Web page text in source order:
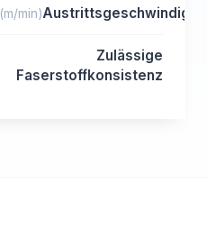
(m/min)
Zulässige
Faserstoffkonsistenz